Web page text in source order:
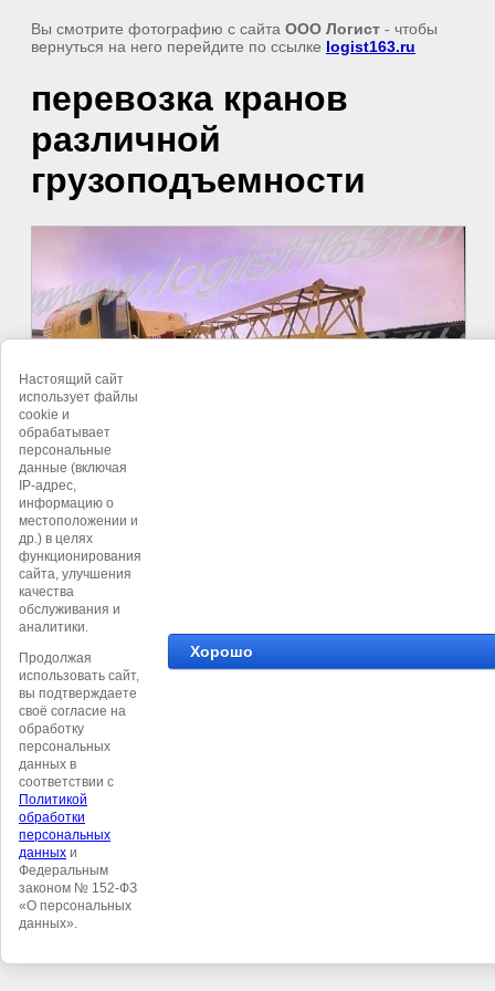
Вы смотрите фотографию с сайта ООО Логист - чтобы
вернуться на него перейдите по ссылке logist163.ru
перевозка кранов
различной
грузоподъемности
©ООО Логист
Настоящий сайт
использует файлы
cookie и
обрабатывает
персональные
данные (включая
IP-адрес,
информацию о
местоположении и
др.) в целях
функционирования
сайта, улучшения
качества
обслуживания и
аналитики.
Продолжая
использовать сайт,
вы подтверждаете
своё согласие на
обработку
персональных
данных в
соответствии с
Политикой
обработки
персональных
данных и
Федеральным
законом № 152-ФЗ
«О персональных
данных».
Хорошо